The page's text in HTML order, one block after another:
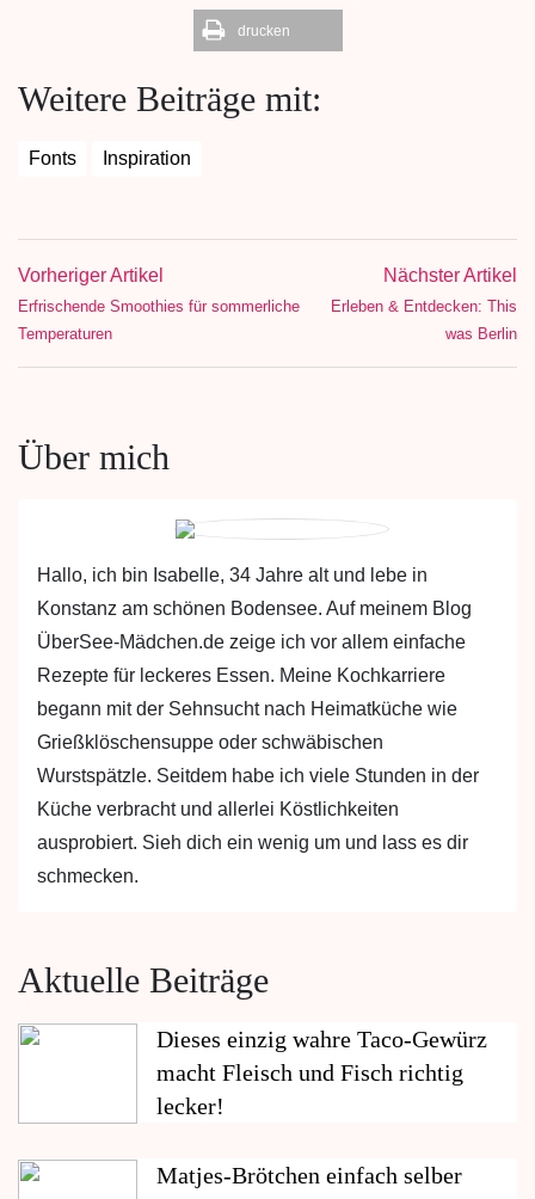
drucken
Weitere Beiträge mit:
Fonts Inspiration
Vorheriger Artikel
Erfrischende Smoothies für sommerliche
Temperaturen
Nächster Artikel
Erleben & Entdecken: This
was Berlin
Über mich
Hallo, ich bin Isabelle, 34 Jahre alt und lebe in
Konstanz am schönen Bodensee. Auf meinem Blog
ÜberSee-Mädchen.de zeige ich vor allem einfache
Rezepte für leckeres Essen. Meine Kochkarriere
begann mit der Sehnsucht nach Heimatküche wie
Grießklöschensuppe oder schwäbischen
Wurstspätzle. Seitdem habe ich viele Stunden in der
Küche verbracht und allerlei Köstlichkeiten
ausprobiert. Sieh dich ein wenig um und lass es dir
schmecken.
Aktuelle Beiträge
Dieses einzig wahre Taco-Gewürz
macht Fleisch und Fisch richtig
lecker!
Matjes-Brötchen einfach selber